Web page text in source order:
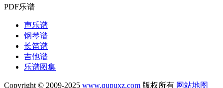
PDF乐谱
声乐谱
钢琴谱
长笛谱
吉他谱
乐谱图集
Copyright © 2009-2025 www.qupuxz.com 版权所有 网站地图